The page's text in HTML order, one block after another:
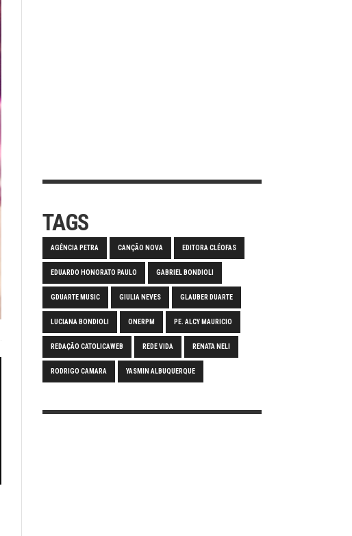
TAGS
AGÊNCIA PETRA CANÇÃO NOVA EDITORA CLÉOFAS
EDUARDO HONORATO PAULO GABRIEL BONDIOLI
GDUARTE MUSIC GIULIA NEVES GLAUBER DUARTE
LUCIANA BONDIOLI ONERPM PE. ALCY MAURICIO
REDAÇÃO CATOLICAWEB REDE VIDA RENATA NELI
RODRIGO CAMARA YASMIN ALBUQUERQUE